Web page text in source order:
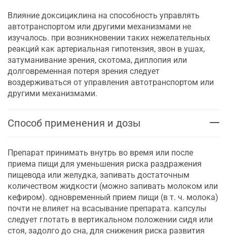
Влияние доксициклина на способность управлять
автотранспортом или другими механизмами не
изучалось. при возникновении таких нежелательных
реакций как артериальная гипотензия, звон в ушах,
затуманивание зрения, скотома, диплопия или
долговременная потеря зрения следует
воздерживаться от управления автотранспортом или
другими механизмами.
Способ применения и дозы
Препарат принимать внутрь во время или после
приема пищи для уменьшения риска раздражения
пищевода или желудка, запивать достаточным
количеством жидкости (можно запивать молоком или
кефиром). одновременный прием пищи (в т. ч. молока)
почти не влияет на всасывание препарата. капсулы
следует глотать в вертикальном положении сидя или
стоя, задолго до сна, для снижения риска развития